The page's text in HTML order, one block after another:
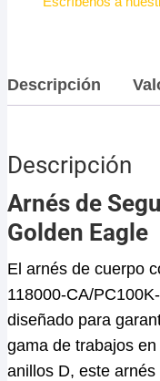
Descripción
Descripción
Arnés de
Golden Eagle
El arnés de cuerpo
118000-CA/
diseñado para
gama de trabajos
anillos D, este